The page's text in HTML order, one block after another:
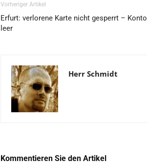
Vorheriger Artikel
Erfurt: verlorene Karte nicht gesperrt – Konto
leer
Herr Schmidt
Kommentieren Sie den Artikel